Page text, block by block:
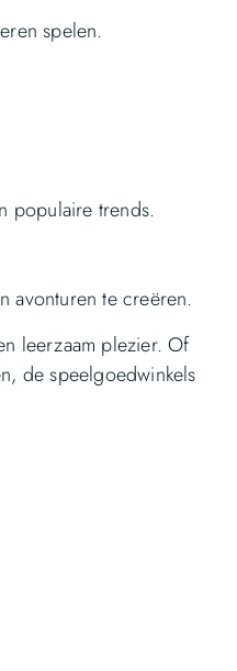
spelen.
populaire trends.
avonturen te creëren.
leerzaam plezier. Of
de speelgoedwinkels